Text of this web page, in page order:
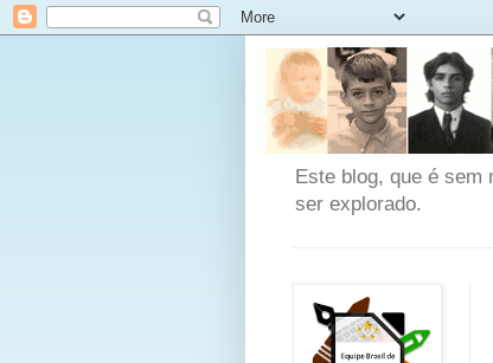
Este blog, que é
ser explorado.